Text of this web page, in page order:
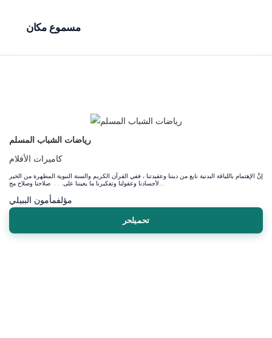
مسموع مكان
رياضات الشباب المسلم
كاميرات الأفلام
إنَّ الإهتمام باللياقة البدنية نابع من ديننا وعقيدتنا ، ففي القرآن الكريم والسنة النبوية المطهرة من الخير
مؤلفمأمون الببيلي
تحميلحر